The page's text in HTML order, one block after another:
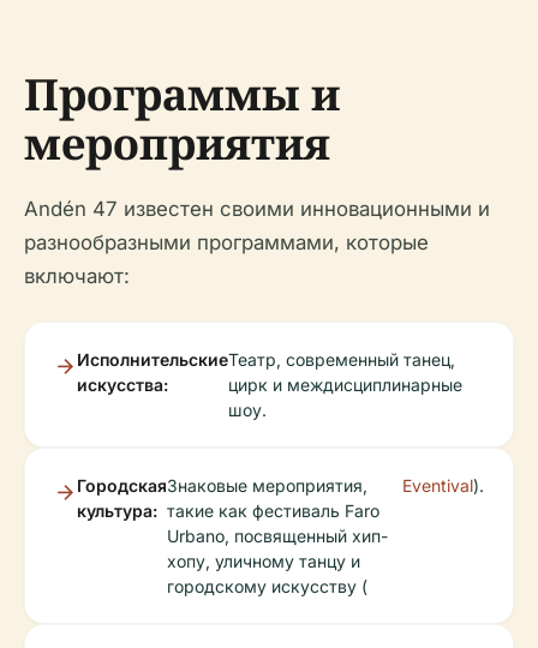
Программы и
мероприятия
Andén 47 известен своими инновационными и
разнообразными программами, которые
включают:
Исполнительские
искусства:
Театр, современный танец,
цирк и междисциплинарные
шоу.
Городская
культура:
Знаковые мероприятия,
такие как фестиваль Faro
Urbano, посвященный хип-
хопу, уличному танцу и
городскому искусству (
Eventival).